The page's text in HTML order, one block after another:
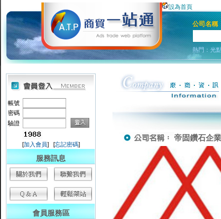
設為首頁
公司名稱
熱門：光
帳號
密碼
驗證
[加入會員] [忘記密碼]
服務訊息
會員服務區
帝固鑽石企